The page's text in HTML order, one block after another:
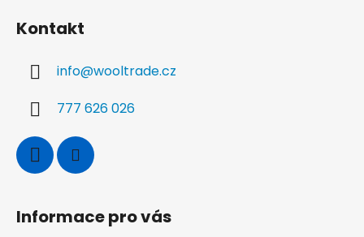
Kontakt
info@wooltrade.cz
777 626 026
Informace pro vás